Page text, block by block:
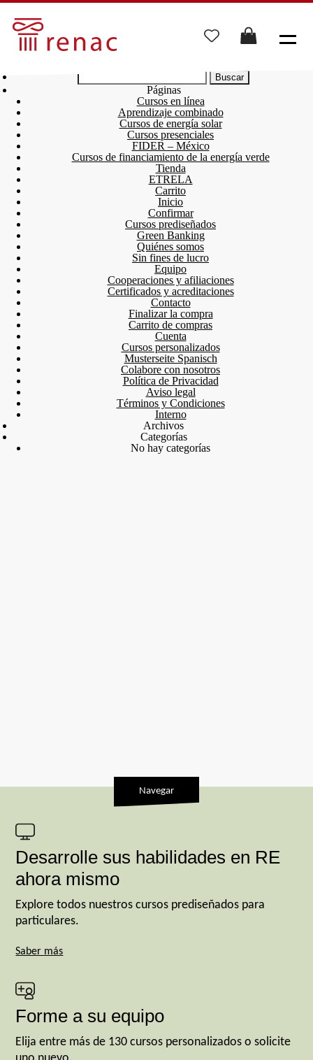
Buscar:
Páginas
Cursos en línea
Aprendizaje combinado
Cursos de energía solar
Cursos presenciales
FIDER – México
Cursos de financiamiento de la energía verde
Tienda
ETRELA
Carrito
Inicio
Confirmar
Cursos prediseñados
Green Banking
Quiénes somos
Sin fines de lucro
Equipo
Cooperaciones y afiliaciones
Certificados y acreditaciones
Contacto
Finalizar la compra
Carrito de compras
Cuenta
Cursos personalizados
Musterseite Spanisch
Colabore con nosotros
Política de Privacidad
Aviso legal
Términos y Condiciones
Interno
Archivos
Categorías
No hay categorías
Navegar
Desarrolle sus habilidades en RE
ahora mismo
Explore todos nuestros cursos prediseñados para
particulares.
Saber más
Forme a su equipo
Elija entre más de 130 cursos personalizados o solicite